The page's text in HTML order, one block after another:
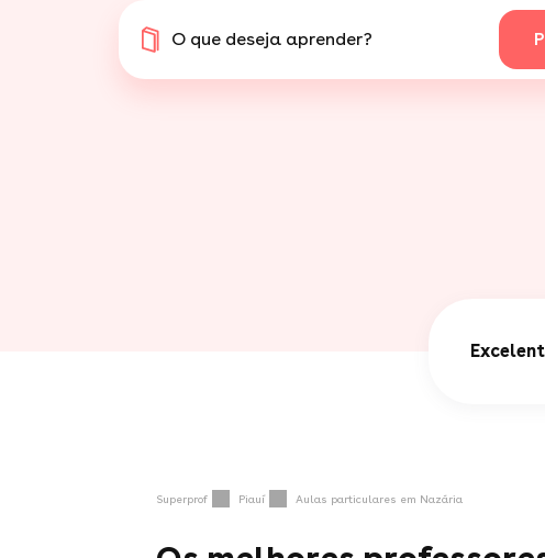
O que deseja aprender?
Superprof Piauí Aulas particulares em Nazária